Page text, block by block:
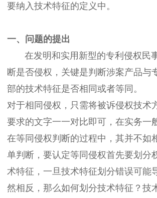
要纳入技术特征的定义中。
一、问题的提出
在发明和实用新型的专利侵权民
断是否侵权，关键是判断涉案产品与
部的技术特征是否相同或者等同。
对于相同侵权，只需将被诉侵权技术
要求的文字一一对比即可，在实务一
在等同侵权判断的过程中，其并不如
单判断，要认定等同侵权首先要划分
术特征，一旦技术特征划分错误可能
然相反，那么如何划分技术特征？技